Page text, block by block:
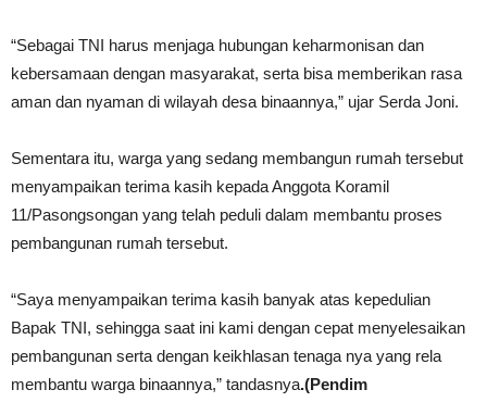
“Sebagai TNI harus menjaga hubungan keharmonisan dan
kebersamaan dengan masyarakat, serta bisa memberikan rasa
aman dan nyaman di wilayah desa binaannya,” ujar Serda Joni.
Sementara itu, warga yang sedang membangun rumah tersebut
menyampaikan terima kasih kepada Anggota Koramil
11/Pasongsongan yang telah peduli dalam membantu proses
pembangunan rumah tersebut.
“Saya menyampaikan terima kasih banyak atas kepedulian
Bapak TNI, sehingga saat ini kami dengan cepat menyelesaikan
pembangunan serta dengan keikhlasan tenaga nya yang rela
membantu warga binaannya,” tandasnya.(Pendim